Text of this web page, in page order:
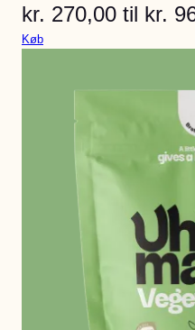
kr. 270,00 til kr.
Køb